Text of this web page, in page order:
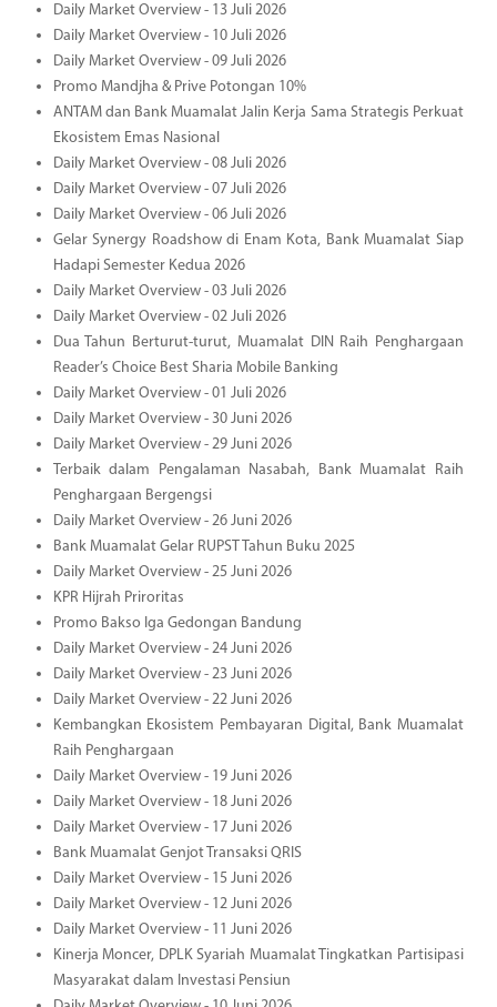
Daily Market Overview - 13 Juli 2026
Daily Market Overview - 10 Juli 2026
Daily Market Overview - 09 Juli 2026
Promo Mandjha & Prive Potongan 10%
ANTAM dan Bank Muamalat Jalin Kerja Sama Strategis Perkuat
Ekosistem Emas Nasional
Daily Market Overview - 08 Juli 2026
Daily Market Overview - 07 Juli 2026
Daily Market Overview - 06 Juli 2026
Gelar Synergy Roadshow di Enam Kota, Bank Muamalat Siap
Hadapi Semester Kedua 2026
Daily Market Overview - 03 Juli 2026
Daily Market Overview - 02 Juli 2026
Dua Tahun Berturut-turut, Muamalat DIN Raih Penghargaan
Reader’s Choice Best Sharia Mobile Banking
Daily Market Overview - 01 Juli 2026
Daily Market Overview - 30 Juni 2026
Daily Market Overview - 29 Juni 2026
Terbaik dalam Pengalaman Nasabah, Bank Muamalat Raih
Penghargaan Bergengsi
Daily Market Overview - 26 Juni 2026
Bank Muamalat Gelar RUPST Tahun Buku 2025
Daily Market Overview - 25 Juni 2026
KPR Hijrah Priroritas
Promo Bakso Iga Gedongan Bandung
Daily Market Overview - 24 Juni 2026
Daily Market Overview - 23 Juni 2026
Daily Market Overview - 22 Juni 2026
Kembangkan Ekosistem Pembayaran Digital, Bank Muamalat
Raih Penghargaan
Daily Market Overview - 19 Juni 2026
Daily Market Overview - 18 Juni 2026
Daily Market Overview - 17 Juni 2026
Bank Muamalat Genjot Transaksi QRIS
Daily Market Overview - 15 Juni 2026
Daily Market Overview - 12 Juni 2026
Daily Market Overview - 11 Juni 2026
Kinerja Moncer, DPLK Syariah Muamalat Tingkatkan Partisipasi
Masyarakat dalam Investasi Pensiun